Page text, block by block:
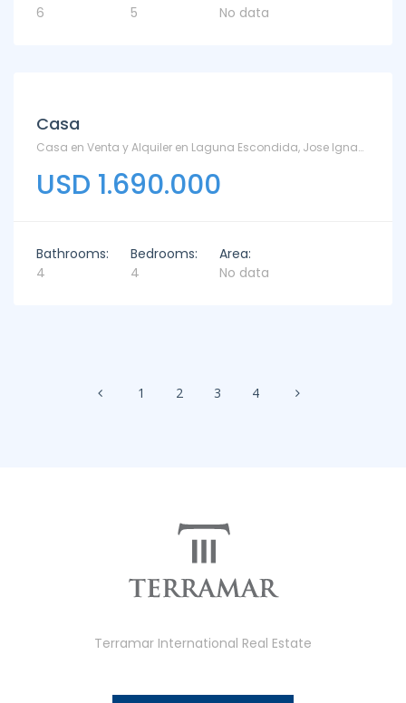
6
5
No data
Casa
Casa en Venta y Alquiler en Laguna Escondida, Jose Ignacio - TM7206030 - Laguna Escondida
USD 1.690.000
Bathrooms:
4
Bedrooms:
4
Area:
No data
1 2 3 4
Terramar International Real Estate